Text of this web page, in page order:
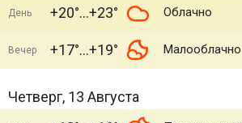
День +20° +23° Облачно
Вечер +17° +19° Малооблачно
Четверг, 13 Августа